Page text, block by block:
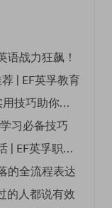
语战力狂飙！
| EF英孚教育
普通打工人如何高效学英语？5个实用技巧助你突破职场瓶颈
习必备技巧
职场沟通秘籍：如何与领导高效对话 | EF英孚职场指南
的全流程表达
的人都说有效